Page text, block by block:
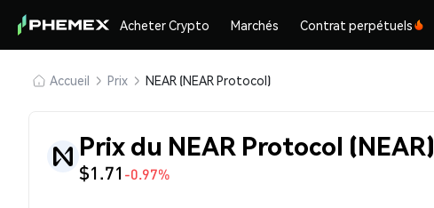
Acheter Crypto Marchés Contrat perpétuels
Accueil Prix NEAR (NEAR Protocol)
Prix du NEAR Protocol (NEAR)
$1.71-0.97%